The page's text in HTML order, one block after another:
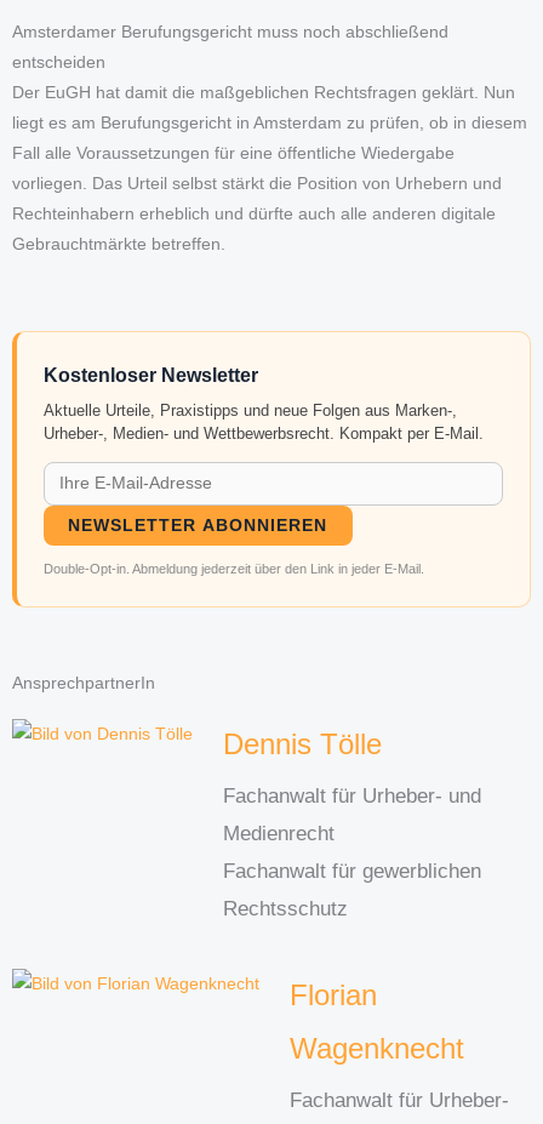
Amsterdamer Berufungsgericht muss noch abschließend
entscheiden
Der EuGH hat damit die maßgeblichen Rechtsfragen geklärt. Nun
liegt es am Berufungsgericht in Amsterdam zu prüfen, ob in diesem
Fall alle Voraussetzungen für eine öffentliche Wiedergabe
vorliegen. Das Urteil selbst stärkt die Position von Urhebern und
Rechteinhabern erheblich und dürfte auch alle anderen digitale
Gebrauchtmärkte betreffen.
Kostenloser Newsletter
Aktuelle Urteile, Praxistipps und neue Folgen aus Marken-,
Urheber-, Medien- und Wettbewerbsrecht. Kompakt per E-Mail.
NEWSLETTER ABONNIEREN
Double-Opt-in. Abmeldung jederzeit über den Link in jeder E-Mail.
AnsprechpartnerIn
Dennis Tölle
Fachanwalt für Urheber- und
Medienrecht
Fachanwalt für gewerblichen
Rechtsschutz
Florian
Wagenknecht
Fachanwalt für Urheber-